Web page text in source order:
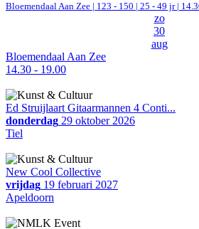
Bloemendaal Aan Zee | 123 - 150 | 25 - 49 jr |
zo
30
aug
Bloemendaal Aan Zee
14.30 - 19.00
Ed Struijlaart Gitaarmannen 4 Conti...
donderdag 29 oktober 2026
Tiel
New Cool Collective
vrijdag 19 februari 2027
Apeldoorn